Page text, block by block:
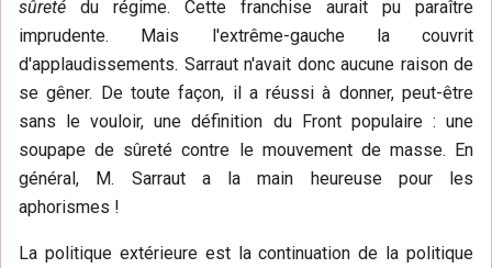
sûreté du régime. Cette franchise aurait pu paraître
imprudente. Mais l'extrême-gauche la couvrit
d'applaudissements. Sarraut n'avait donc aucune raison de
se gêner. De toute façon, il a réussi à donner, peut-être
sans le vouloir, une définition du Front populaire : une
soupape de sûreté contre le mouvement de masse. En
général, M. Sarraut a la main heureuse pour les
aphorismes !
La politique extérieure est la continuation de la politique